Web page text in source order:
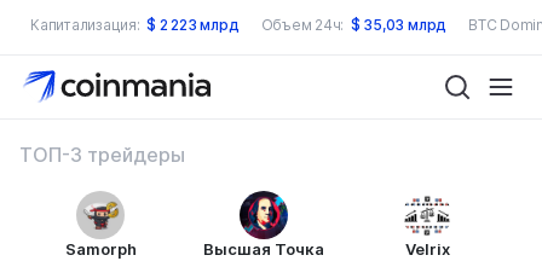
Капитализация: $ 2 223 млрд Объем 24ч: $ 35,03 млрд BTC
ТОП-3 трейдеры
Samorph Высшая Точка Velrix